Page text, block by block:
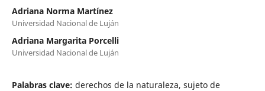
Adriana Norma Martínez
Universidad Nacional de Luján
Adriana Margarita Porcelli
Universidad Nacional de Luján
Palabras clave: derechos de la naturaleza, sujeto de